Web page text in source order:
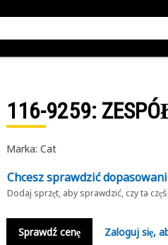
116-9259:
Marka: Cat
Chcesz sprawdzić
Dodaj sprzęt, aby sprawdzić, czy ta
Sprawdź cenę Zaloguj się,